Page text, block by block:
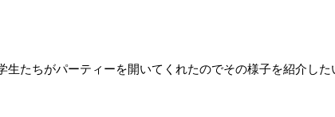
生たちがパーティーを開いてくれたのでその様子を紹介した